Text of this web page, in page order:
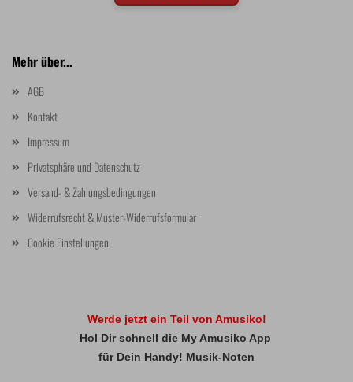
Mehr über...
AGB
Kontakt
Impressum
Privatsphäre und Datenschutz
Versand- & Zahlungsbedingungen
Widerrufsrecht & Muster-Widerrufsformular
Cookie Einstellungen
Werde jetzt ein Teil von Amusiko!
Hol Dir schnell die My Amusiko App
für Dein Handy! Musik-Noten